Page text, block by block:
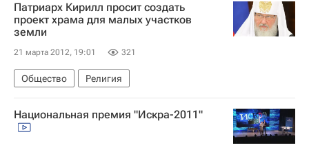
Патриарх Кирилл просит создать
проект храма для малых участков
земли
21 марта 2012, 19:01 321
Общество Религия
Национальная премия "Искра-2011"